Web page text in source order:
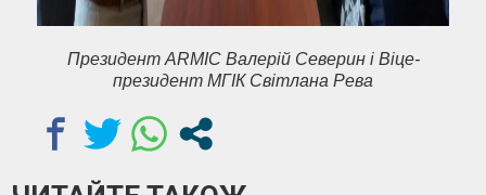
Президент ARMIC Валерій Северин і Віце-
президент МГІК Світлана Рева